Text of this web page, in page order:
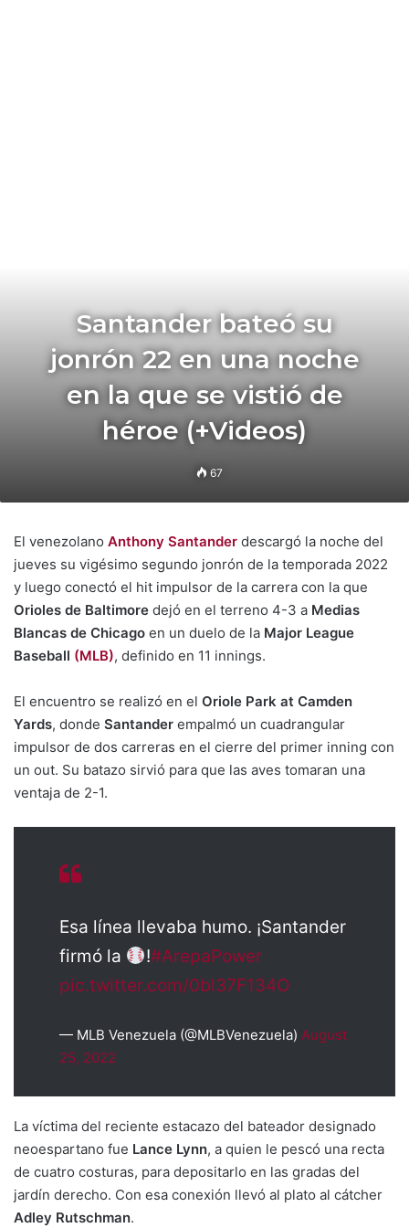
Santander bateó su
jonrón 22 en una noche
en la que se vistió de
héroe (+Videos)
67
El venezolano Anthony Santander descargó la noche del
jueves su vigésimo segundo jonrón de la temporada 2022
y luego conectó el hit impulsor de la carrera con la que
Orioles de Baltimore dejó en el terreno 4-3 a Medias
Blancas de Chicago en un duelo de la Major League
Baseball (MLB), definido en 11 innings.
El encuentro se realizó en el Oriole Park at Camden
Yards, donde Santander empalmó un cuadrangular
impulsor de dos carreras en el cierre del primer inning con
un out. Su batazo sirvió para que las aves tomaran una
ventaja de 2-1.
Esa línea llevaba humo. ¡Santander
firmó la
!#ArepaPower
pic.twitter.com/0bl37F134O
— MLB Venezuela (@MLBVenezuela) August
25, 2022
La víctima del reciente estacazo del bateador designado
neoespartano fue Lance Lynn, a quien le pescó una recta
de cuatro costuras, para depositarlo en las gradas del
jardín derecho. Con esa conexión llevó al plato al cátcher
Adley Rutschman.